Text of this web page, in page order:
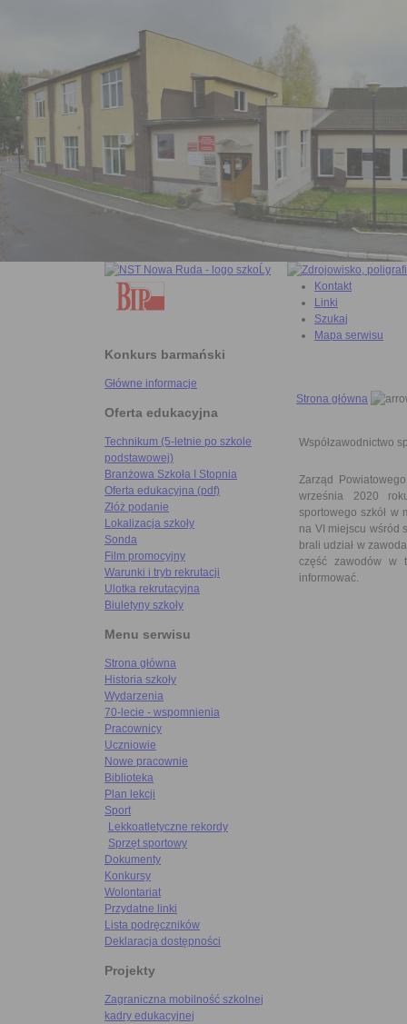
Konkurs barmański
Główne informacje
Oferta edukacyjna
Technikum (5-letnie po szkole
podstawowej)
Branżowa Szkoła I Stopnia
Oferta edukacyjna (pdf)
Złóż podanie
Lokalizacja szkoły
Sonda
Film promocyjny
Warunki i tryb rekrutacji
Ulotka rekrutacyjna
Biuletyny szkoły
Menu serwisu
Strona główna
Historia szkoły
Wydarzenia
70-lecie - wspomnienia
Pracownicy
Uczniowie
Nowe pracownie
Biblioteka
Plan lekcji
Sport
Lekkoatletyczne rekordy
Sprzęt sportowy
Dokumenty
Konkursy
Wolontariat
Przydatne linki
Lista podręczników
Deklaracja dostępności
Projekty
Zagraniczna mobilność szkolnej
kadry edukacyjnej
Kontakt
Linki
Szukaj
Mapa serwisu
Strona główna
Współzawodnictwo
Zarząd
września 2020
sportowego szkół w
na VI miejscu wśród
brali udział w
część zawodów w
informować.